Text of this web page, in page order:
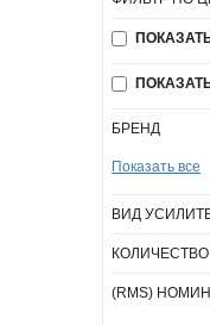
БРЕНД
Показать все
ВИД
(RMS)